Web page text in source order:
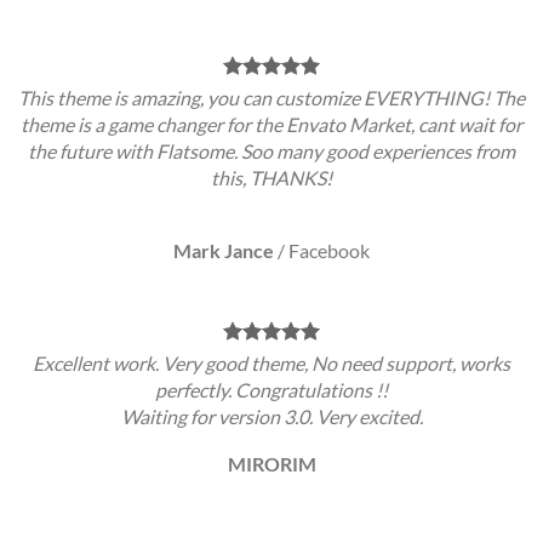
This theme is amazing, you can customize EVERYTHING! The
theme is a game changer for the Envato Market, cant wait for
the future with Flatsome. Soo many good experiences from
this, THANKS!
Mark Jance / Facebook
Excellent work. Very good theme, No need support, works
perfectly. Congratulations !!
Waiting for version 3.0. Very excited.
MIRORIM